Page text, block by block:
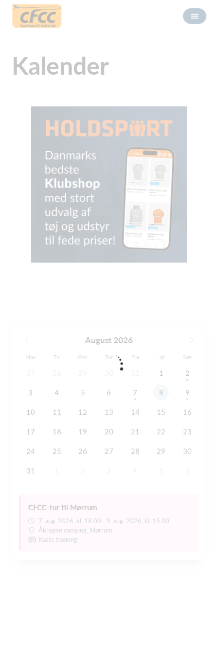
Kalender
August 2026
Man Tir Ons Tor Fre Lør Søn
1 2
3 4 5 6 7 8 9
10 11 12 13 14 15 16
17 18 19 20 21 22 23
24 25 26 27 28 29 30
31
CFCC-tur til Mørrum
7. aug. 2026, kl. 18.00 - 9. aug. 2026, kl. 15.00
Åkrogen camping, Mørrum
Kaste træning